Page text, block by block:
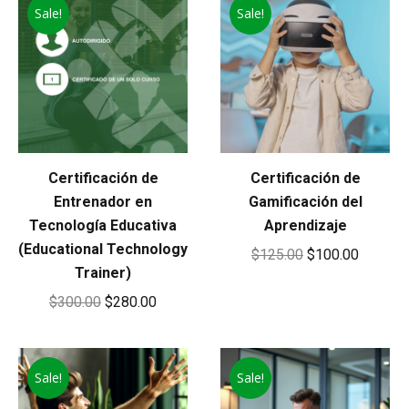
Sale!
Certificación de
Entrenador en
Tecnología Educativa
(Educational Technology
Trainer)
$300.00 Original
was:
$300.00.
$280.00Current
is:
$280.00.
Sale!
Certificación de
Gamificación del
Aprendizaje
$125.00 Original
$100.00Current
Sale! Sale!